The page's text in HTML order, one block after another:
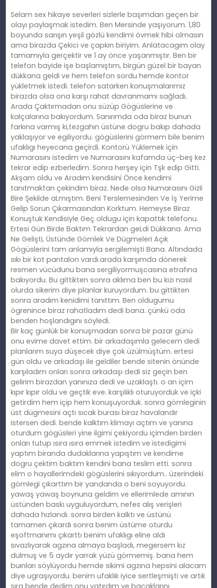
Selam sex hikaye severleri sizlerle başımdan geçen bir
olayı paylaşmak istedim. Ben Mersinde yaşıyorum. 1,80
boyunda sarışın yeşil gözlü kendimi övmek hibi olmasın
ama birazda Çekici ve çapkın biriyim. Anlatacagım olay
tamamıyla gerçektir ve 1 ay önce yaşanmıştır. Ben bir
telefon bayide işe başlamıştım, birgün güzel bir bayan
dükkana geldi ve hem telefon sordu hemde kontor
yükletmek istedi. telefon satarken konuşmalarımız
birazda olsa ona karşı rahat davranmamı sağladı.
Arada Çaktırmadan onu süzüp Gögüslerine ve
kalçalarına bakıyordum. Sanırımda oda biraz bunun
farkına varmış ki,tezgahın üstüne dogru bakıp dahada
yaklaşıyor ve egiliyordu. gögüslerini görmem bile benim
ufaklıgı heyecana geçirdi. Kontorü Yüklemek için
Numarasını istedim ve Numarasını kafamda üç-beş kez
tekrar edip ezberledim. Sonra herşey için Tşk edip Gitti.
Akşam oldu ve Aradım kendisini Önce kendimi
tanıtmaktan çekindim biraz. Nede olsa Numarasını Gizli
Bire Şekilde aLmıştım. Beni Terslemesinden Ve İş Yerime
Gelip Sorun Çıkarmasından Korktum. Herneyse Biraz
Konuştuk Kendisiyle Geç oldugu için kapattık telefonu.
Ertesi Gün Birde Baktım Tekrardan geLdi Dükkana. Ama
Ne Gelişti, Üstünde Gömlek Ve Dügmeleri Açık
Gögüslerini tam anlamıyla sergilemişti Bana. Altındada
sıkı bir kot pantalon vardı.arada karşımda dönerek
resmen vücüdunu bana sergiliyormuşcasına etrafına
bakıyordu. Bu gittikten sonra aklıma ben bu kızı nasıl
olurda sikerim diye planlar kuruyordum. bu gittikten
sonra aradım kenidimi tanıttım. Ben oldugumu
ögrenince biraz rahatladım dedi bana. çünkü oda
benden hoşlandıgını söyledi.
Bir kaç günlük bir konuşmadan sonra bir pazar günü
onu evime davet ettim. bir arkadaşımla gelecem dedi
planlarım suya düşecek diye çok üzülmüştüm. ertesi
gün oldu ve arkadaşı ile geldiler bende sitenin önünde
karşıladım onları sonra arkadaşı dedi siz geçin ben
gelirim birazdan yanınıza dedi ve uzaklaştı. o an içim
kıpır kıpır oldu ve geçtik eve. karşılıklı oturuyorduk ve içki
getirdim hem içip hem konuşuyorduk. sonra gömleginin
üst dügmesini açtı sıcak burası biraz havalandır
istersen dedi. bende kalktım klimayı açtım ve yanına
oturdum gögüsleri yine ilgimi çekiyordu içimden birden
onları tutup ısıra ısıra emmek istedim ve istedigimi
yaptım biranda dudaklarına yapıştım ve kendime
dogru çektim baktım kendini bana teslim etti. sonra
elim o hayallerimdeki gögüslerini sıkıyordum.. üzerindeki
gömlegi çıkarttım bir yandanda o beni soyuyordu.
yawaş yawaş boynuna geldim ve ellerimlede amının
üstünden baskı uyguluyordum, nefes alış verişleri
dahada hızlandı. sonra birden kalktı ve üstünü
tamamen çıkardı sonra benim üstüme oturdu
eşoftmanımı çıkarttı benim ufaklıgı eline aldı
sıvazlıyarak agzına almaya başladı, megersem kız
dulmuş ve 5 aydır yarrak yüzü görmemiş. bana hem
buınları söylüyordu hemde sikimi agzına hepsini alacam
diye ugraşıyordu. benim ufaklık iyice sertleşmişti ve artık